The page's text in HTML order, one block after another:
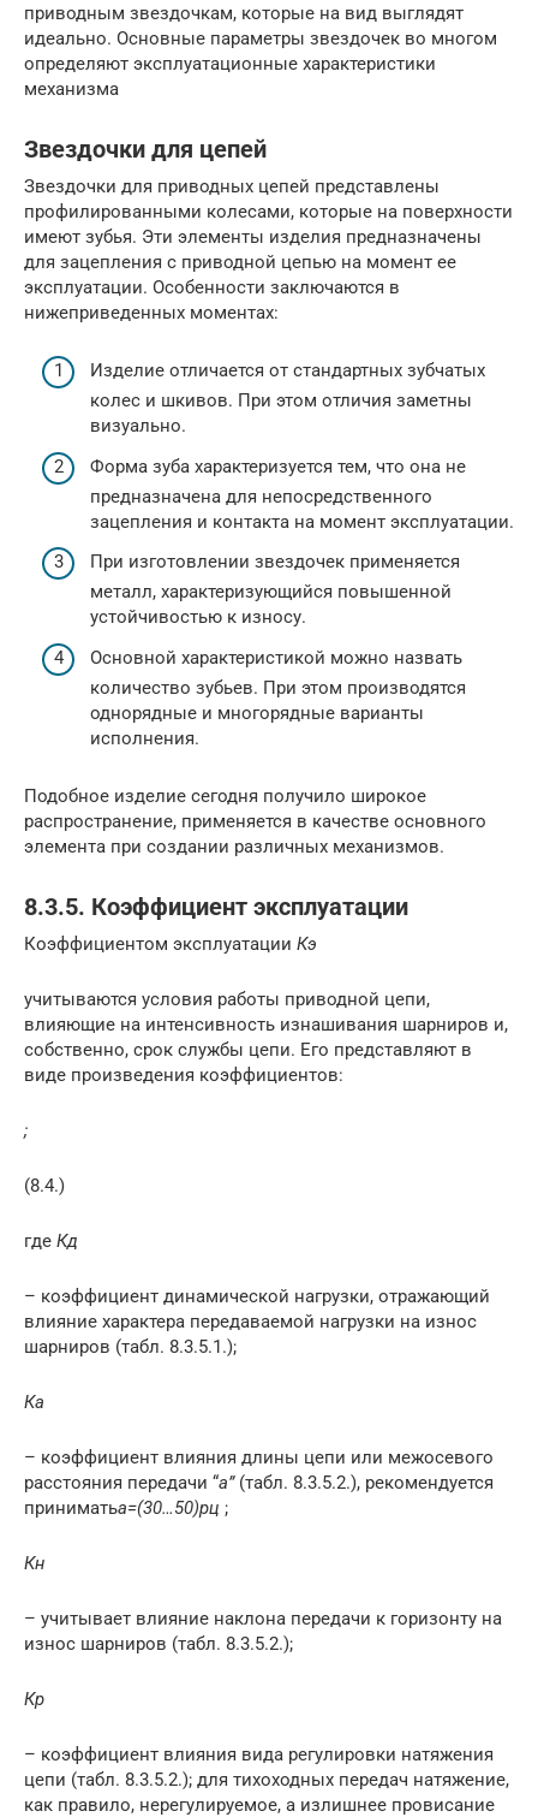
приводным звездочкам, которые на вид выглядят
идеально. Основные параметры звездочек во многом
определяют эксплуатационные характеристики
механизма
Звездочки для цепей
Звездочки для приводных цепей представлены
профилированными колесами, которые на поверхности
имеют зубья. Эти элементы изделия предназначены
для зацепления с приводной цепью на момент ее
эксплуатации. Особенности заключаются в
нижеприведенных моментах:
Изделие отличается от стандартных зубчатых
колес и шкивов. При этом отличия заметны
визуально.
Форма зуба характеризуется тем, что она не
предназначена для непосредственного
зацепления и контакта на момент эксплуатации.
При изготовлении звездочек применяется
металл, характеризующийся повышенной
устойчивостью к износу.
Основной характеристикой можно назвать
количество зубьев. При этом производятся
однорядные и многорядные варианты
исполнения.
Подобное изделие сегодня получило широкое
распространение, применяется в качестве основного
элемента при создании различных механизмов.
8.3.5. Коэффициент эксплуатации
Коэффициентом эксплуатации Кэ
учитываются условия работы приводной цепи,
влияющие на интенсивность изнашивания шарниров и,
собственно, срок службы цепи. Его представляют в
виде произведения коэффициентов:
;
(8.4.)
где Кд
– коэффициент динамической нагрузки, отражающий
влияние характера передаваемой нагрузки на износ
шарниров (табл. 8.3.5.1.);
Ка
– коэффициент влияния длины цепи или межосевого
расстояния передачи “a”(табл. 8.3.5.2.), рекомендуется
приниматьa=(30…50)рц ;
Кн
– учитывает влияние наклона передачи к горизонту на
износ шарниров (табл. 8.3.5.2.);
Кр
– коэффициент влияния вида регулировки натяжения
цепи (табл. 8.3.5.2.); для тихоходных передач натяжение,
как правило, нерегулируемое, а излишнее провисание